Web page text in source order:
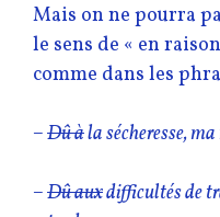
Mais on ne pourra
le sens de « en
comme dans les
–Dû àla sécheresse,
–Dû auxdifficultés de